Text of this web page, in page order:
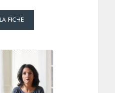
FICHE